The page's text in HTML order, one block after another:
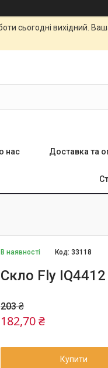
сьогодні вихідний.
нас Доставка та
В наявності Код:33118
Скло Fly
203 ₴
182,70 ₴
Купити